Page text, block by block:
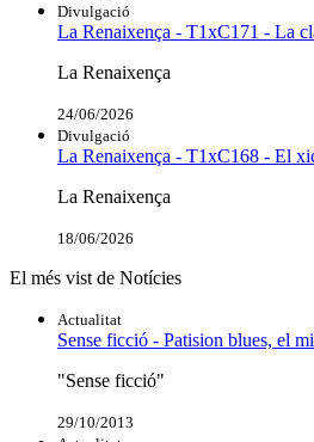
Divulgació
La Renaixença - T1xC171 - La
La Renaixença
24/06/2026
Divulgació
La Renaixença - T1xC168 - El
La Renaixença
18/06/2026
El més vist de Notícies
Actualitat
Sense ficció - Patision blues, el
"Sense ficció"
29/10/2013